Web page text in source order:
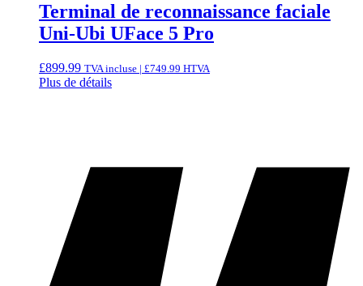
Terminal de reconnaissance faciale
Uni-Ubi UFace 5 Pro
£899.99 TVA incluse | £749.99 HTVA
Plus de détails